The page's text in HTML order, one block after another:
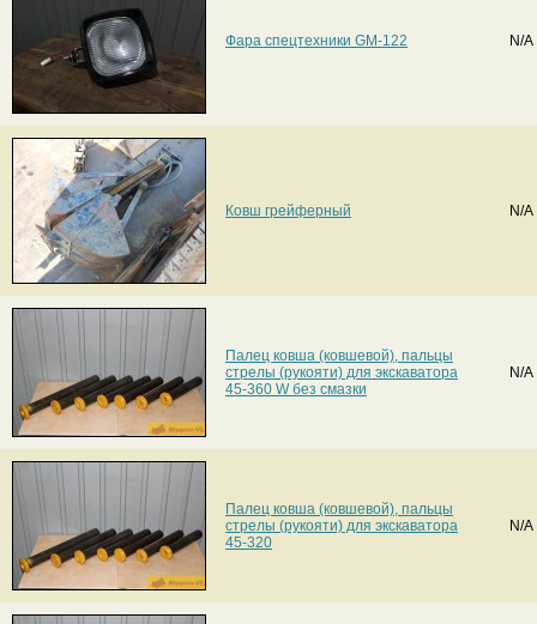
Фара спецтехники GM-122 N/A
Ковш грейферный N/A
Палец ковша (ковшевой), пальцы
стрелы (рукояти) для экскаватора
45-360 W без смазки
N/A
Палец ковша (ковшевой), пальцы
стрелы (рукояти) для экскаватора
45-320
N/A